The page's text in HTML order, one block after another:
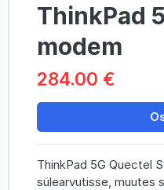
ThinkPad
modem
284.00 €
ThinkPad 5G Quectel
sülearvutisse, muutes